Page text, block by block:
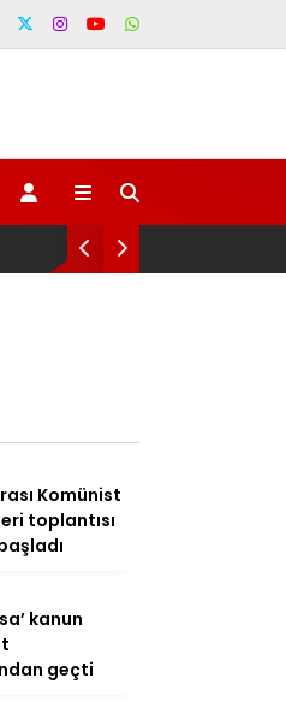
Komünist
toplantısı
kanun
geçti